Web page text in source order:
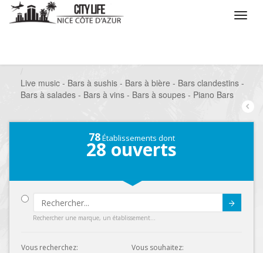
Live music - Bars à sushis - Bars à bière - Bars clandestins -
Bars à salades - Bars à vins - Bars à soupes - Piano Bars
78Établissements dont
28 ouverts
Rechercher une marque, un établissement...
Vous recherchez:
Vous souhaitez: